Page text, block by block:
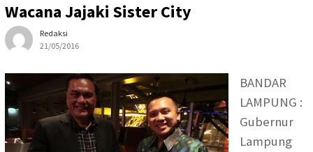
Wacana Jajaki Sister City
Redaksi
21/05/2016
BANDAR
LAMPUNG :
Gubernur
Lampung